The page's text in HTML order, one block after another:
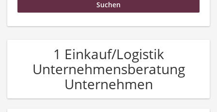
1 Einkauf/Logistik
Unternehmensberatung
Unternehmen